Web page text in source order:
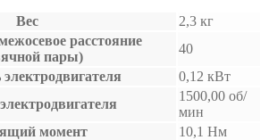
Вес
2,3 кг
расстояние
пары)
40
0,12 кВт
1500,00 об/
мин
момент
10,1 Нм